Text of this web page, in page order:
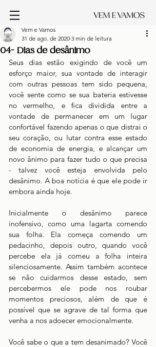
04- Dias de desânimo
Vem e Vamos
31 de ago. de 2020 3 min de leitura
Seus dias estão exigindo de você um
esforço maior, sua vontade de interagir
com outras pessoas tem sido pequena,
você sente como se sua bateria estivesse
no vermelho, e fica dividida entre a
vontade de permanecer em um lugar
confortável fazendo apenas o que distrai o
seu coração, ou lutar contra esse estado
de economia de energia, e alcançar um
novo ânimo para fazer tudo o que precisa
- talvez você esteja envolvida pelo
desânimo. A boa notícia é que ele pode ir
embora ainda hoje.
Inicialmente o desânimo parece
inofensivo, como uma lagarta comendo
sua folha. Ela começa comendo um
pedacinho, depois outro, quando você
percebe ela já comeu a folha inteira
silenciosamente. Assim também acontece
se não cuidarmos desse estado, sem
percebermos ele pode nos roubar
momentos preciosos, além de que é
possível que se agrave de tal forma que
venha a nos adoecer emocionalmente.
Você sabe o que a tem desanimado? Você